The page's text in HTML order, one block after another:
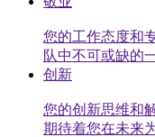
您的工作态度和
队中不可或缺的
创新
您的创新思维和
期待着您在未来